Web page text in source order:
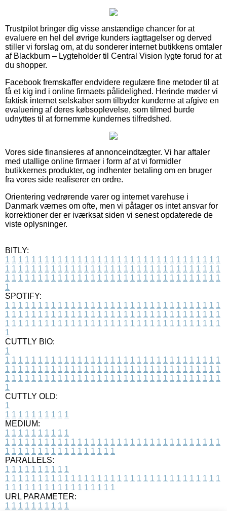
Trustpilot bringer dig visse anstændige chancer for at
evaluere en hel del øvrige kunders iagttagelser og derved
stiller vi forslag om, at du sonderer internet butikkens omtaler
af Blackburn – Lygteholder til Central Vision lygte forud for at
du shopper.
Facebook fremskaffer endvidere regulære fine metoder til at
få et kig ind i online firmaets pålidelighed. Herinde møder vi
faktisk internet selskaber som tilbyder kunderne at afgive en
evaluering af deres købsoplevelse, som tilmed burde
udnyttes til at fornemme kundernes tilfredshed.
Vores side finansieres af annonceindtægter. Vi har aftaler
med utallige online firmaer i form af at vi formidler
butikkernes produkter, og indhenter betaling om en bruger
fra vores side realiserer en ordre.
Orientering vedrørende varer og internet varehuse i
Danmark værnes om ofte, men vi påtager os intet ansvar for
korrektioner der er iværksat siden vi senest opdaterede de
viste oplysninger.
BITLY:
1 1 1 1 1 1 1 1 1 1 1 1 1 1 1 1 1 1 1 1 1 1 1 1 1 1 1 1 1 1 1 1 1
1 1 1 1 1 1 1 1 1 1 1 1 1 1 1 1 1 1 1 1 1 1 1 1 1 1 1 1 1 1 1 1 1
1 1 1 1 1 1 1 1 1 1 1 1 1 1 1 1 1 1 1 1 1 1 1 1 1 1 1 1 1 1 1 1 1
1
SPOTIFY:
1 1 1 1 1 1 1 1 1 1 1 1 1 1 1 1 1 1 1 1 1 1 1 1 1 1 1 1 1 1 1 1 1
1 1 1 1 1 1 1 1 1 1 1 1 1 1 1 1 1 1 1 1 1 1 1 1 1 1 1 1 1 1 1 1 1
1 1 1 1 1 1 1 1 1 1 1 1 1 1 1 1 1 1 1 1 1 1 1 1 1 1 1 1 1 1 1 1 1
1
CUTTLY BIO:
1
1 1 1 1 1 1 1 1 1 1 1 1 1 1 1 1 1 1 1 1 1 1 1 1 1 1 1 1 1 1 1 1 1
1 1 1 1 1 1 1 1 1 1 1 1 1 1 1 1 1 1 1 1 1 1 1 1 1 1 1 1 1 1 1 1 1
1 1 1 1 1 1 1 1 1 1 1 1 1 1 1 1 1 1 1 1 1 1 1 1 1 1 1 1 1 1 1 1 1
1
CUTTLY OLD:
1
1 1 1 1 1 1 1 1 1 1
MEDIUM:
1 1 1 1 1 1 1 1 1 1
1 1 1 1 1 1 1 1 1 1 1 1 1 1 1 1 1 1 1 1 1 1 1 1 1 1 1 1 1 1 1 1 1
1 1 1 1 1 1 1 1 1 1 1 1 1 1 1 1 1
PARALLELS:
1 1 1 1 1 1 1 1 1 1
1 1 1 1 1 1 1 1 1 1 1 1 1 1 1 1 1 1 1 1 1 1 1 1 1 1 1 1 1 1 1 1 1
1 1 1 1 1 1 1 1 1 1 1 1 1 1 1 1 1
URL PARAMETER:
1 1 1 1 1 1 1 1 1 1